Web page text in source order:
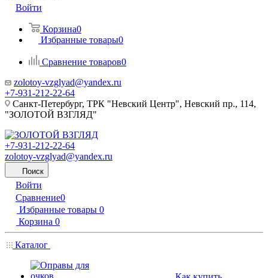
Войти
Корзина0
Избранные товары0
Сравнение товаров0
zolotoy-vzglyad@yandex.ru
+7-931-212-22-64
Санкт-Петербург, ТРК "Невский Центр", Невский пр., 114,
"ЗОЛОТОЙ ВЗГЛЯД"
+7-931-212-22-64
zolotoy-vzglyad@yandex.ru
Поиск
Войти
Сравнение0
Избранные товары 0
Корзина 0
Каталог